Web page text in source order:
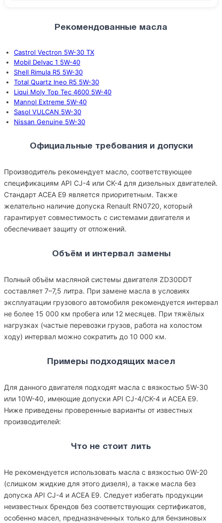
Рекомендованные масла
Castrol Vectron 5W-30 TX
Mobil Delvac 1 5W-40
Shell Rimula R5 5W-30
Total Quartz Ineo R5 5W-30
Liqui Moly Top Tec 4600 5W-40
Mannol Extreme 5W-40
Sasol VULCAN 5W-30
Nissan Genuine 5W-30
Официальные требования и допуски
Производитель рекомендует масло, соответствующее
спецификациям API CJ-4 или CK-4 для дизельных двигателей.
Стандарт ACEA E9 является приоритетным. Также
желательно наличие допуска Renault RN0720, который
гарантирует совместимость с системами двигателя и
обеспечивает защиту от отложений.
Объём и интервал замены
Полный объём масляной системы двигателя ZD30DDT
составляет 7–7,5 литра. При замене масла в условиях
эксплуатации грузового автомобиля рекомендуется интервал
не более 15 000 км пробега или 12 месяцев. При тяжёлых
нагрузках (частые перевозки грузов, работа на холостом
ходу) интервал можно сократить до 10 000 км.
Примеры подходящих масел
Для данного двигателя подходят масла с вязкостью 5W-30
или 10W-40, имеющие допуски API CJ-4/CK-4 и ACEA E9.
Ниже приведены проверенные варианты от известных
производителей:
Что не стоит лить
Не рекомендуется использовать масла с вязкостью 0W-20
(слишком жидкие для этого дизеля), а также масла без
допуска API CJ-4 и ACEA E9. Следует избегать продукции
неизвестных брендов без соответствующих сертификатов,
особенно масел, предназначенных только для бензиновых